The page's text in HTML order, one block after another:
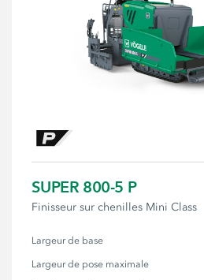
SUPER 800-5 P
Finisseur sur chenilles Mini Class
Largeur de base
Largeur de pose maximale